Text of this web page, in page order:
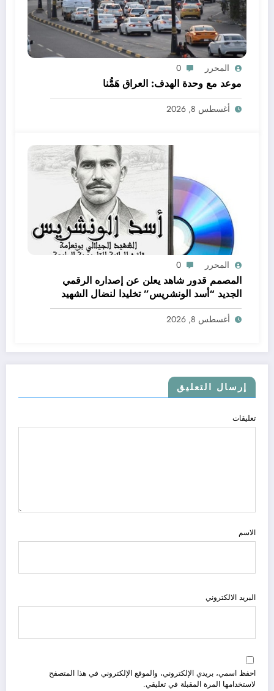
المحرر 0
موعد مع وحدة الهدف: العراق هَمُّنا
أغسطس 8, 2026
المحرر 0
المصمم قدور شاهد يعلن عن إصداره الرقمي
الجديد “أسد الونشريس” تخليدا لنضال الشهيد
الجيلالي بونعامة
أغسطس 8, 2026
إرسال التعليق
تعليقات
الاسم
البريد الالكتروني
احفظ اسمي، بريدي الإلكتروني، والموقع الإلكتروني في هذا المتصفح
لاستخدامها المرة المقبلة في تعليقي.